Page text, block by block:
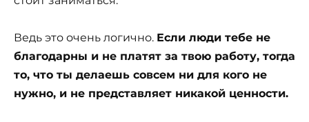
Ведь это очень логично. Если люди тебе не
благодарны и не платят за твою работу, тогда
то, что ты делаешь совсем ни для кого не
нужно, и не представляет никакой ценности.